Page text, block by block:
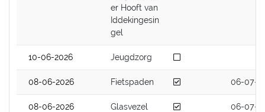
er Hooft van
Iddekingesin
gel
10-06-2026 Jeugdzorg Niet afgedaan
08-06-2026 Fietspaden Afgedaan 06-07-
08-06-2026 Glasvezel Afgedaan 06-07-